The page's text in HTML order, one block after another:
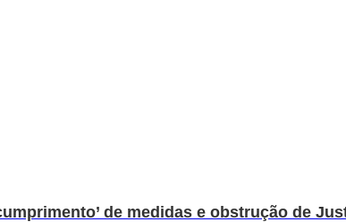
de medidas e obstrução de